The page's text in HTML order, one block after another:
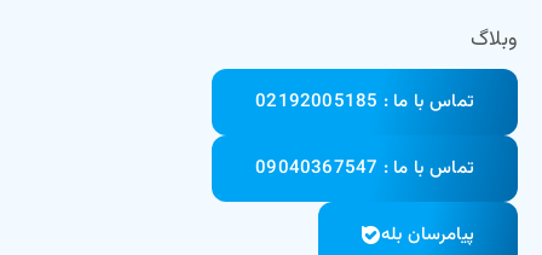
وبلاگ
تماس با ما : 02192005185
تماس با ما : 09040367547
پیامرسان بله